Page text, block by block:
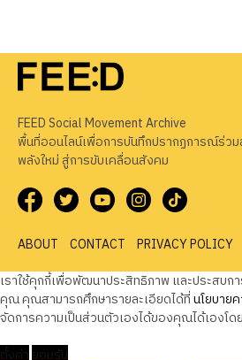
FEED Social Movement Archive
พื้นที่ออนไลน์เพื่อการบันทึกปรากฏการณ์ร่ว
พลังใหม่ สู่การขับเคลื่อนสังคม
ABOUT CONTACT
PRIVACY POLICY
เราใช้คุกกี้เพื่อพัฒนาประสิทธิภาพ และประสบก
คุณ คุณสามารถศึกษารายละเอียดได้ที่นโยบาย
จัดการความเป็นส่วนตัวเองได้ของคุณได้เองโด